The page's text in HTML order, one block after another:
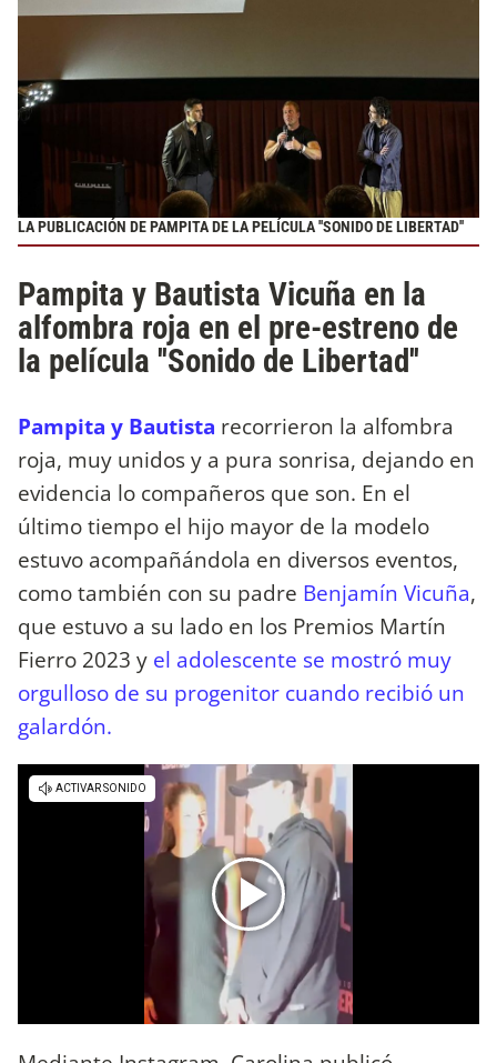
LA PUBLICACIÓN DE PAMPITA DE LA PELÍCULA ''SONIDO DE LIBERTAD''
Pampita y Bautista Vicuña en la
alfombra roja en el pre-estreno de
la película ''Sonido de Libertad''
Pampita y Bautista recorrieron la alfombra
roja, muy unidos y a pura sonrisa, dejando en
evidencia lo compañeros que son. En el
último tiempo el hijo mayor de la modelo
estuvo acompañándola en diversos eventos,
como también con su padre Benjamín Vicuña,
que estuvo a su lado en los Premios Martín
Fierro 2023 y el adolescente se mostró muy
orgulloso de su progenitor cuando recibió un
galardón.